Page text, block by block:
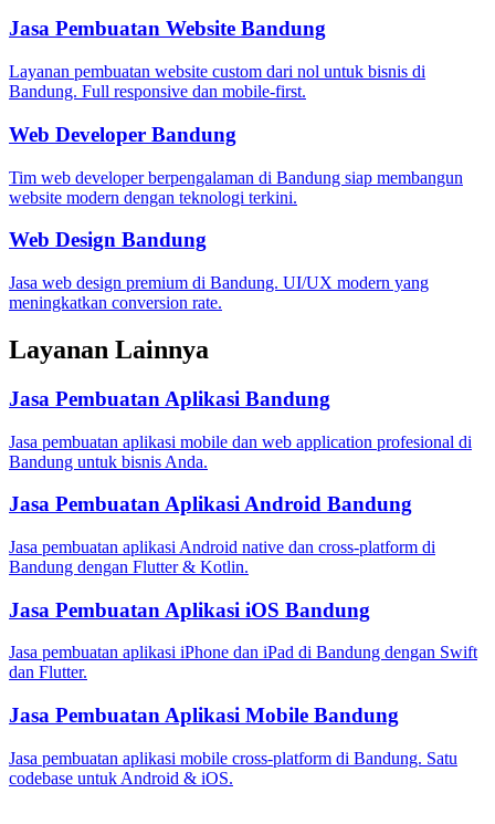
Jasa Pembuatan Website Bandung
Layanan pembuatan website custom dari nol untuk bisnis di
Bandung. Full responsive dan mobile-first.
Web Developer Bandung
Tim web developer berpengalaman di Bandung siap membangun
website modern dengan teknologi terkini.
Web Design Bandung
Jasa web design premium di Bandung. UI/UX modern yang
meningkatkan conversion rate.
Layanan Lainnya
Jasa Pembuatan Aplikasi Bandung
Jasa pembuatan aplikasi mobile dan web application profesional di
Bandung untuk bisnis Anda.
Jasa Pembuatan Aplikasi Android Bandung
Jasa pembuatan aplikasi Android native dan cross-platform di
Bandung dengan Flutter & Kotlin.
Jasa Pembuatan Aplikasi iOS Bandung
Jasa pembuatan aplikasi iPhone dan iPad di Bandung dengan Swift
dan Flutter.
Jasa Pembuatan Aplikasi Mobile Bandung
Jasa pembuatan aplikasi mobile cross-platform di Bandung. Satu
codebase untuk Android & iOS.